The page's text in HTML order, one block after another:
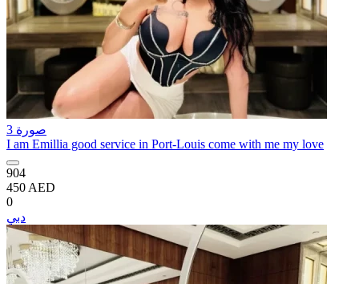
3 صورة
I am Emillia good service in Port-Louis come with me my love
904
450 AED
0
دبي